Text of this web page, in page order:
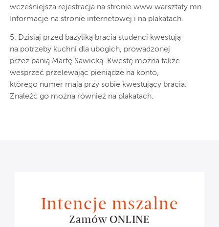
wcześniejsza rejestracja na stronie www.warsztaty.mn.
Informacje na stronie internetowej i na plakatach.
5. Dzisiaj przed bazyliką bracia studenci kwestują
na potrzeby kuchni dla ubogich, prowadzonej
przez panią Martę Sawicką. Kwestę można także
wesprzeć przelewając pieniądze na konto,
którego numer mają przy sobie kwestujący bracia.
Znaleźć go można również na plakatach.